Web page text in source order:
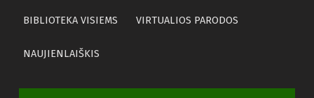
BIBLIOTEKA VISIEMS VIRTUALIOS PARODOS
NAUJIENLAIŠKIS